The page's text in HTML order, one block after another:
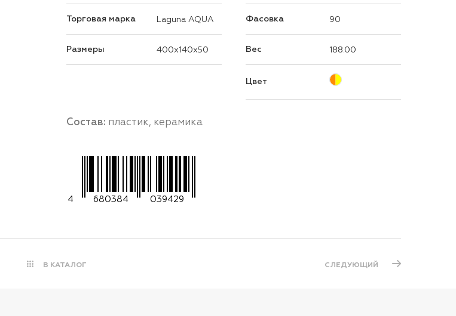
Торговая марка Laguna AQUA
Размеры 400x140x50
Фасовка 90
Вес 188.00
Цвет
Состав: пластик, керамика
4 680384 039429
В КАТАЛОГ СЛЕДУЮЩИЙ